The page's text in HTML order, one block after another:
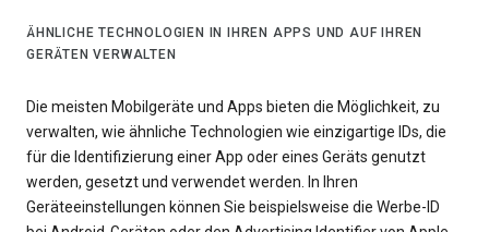
ÄHNLICHE TECHNOLOGIEN IN IHREN APPS UND AUF IHREN
GERÄTEN VERWALTEN
Die meisten Mobilgeräte und Apps bieten die Möglichkeit, zu
verwalten, wie ähnliche Technologien wie einzigartige IDs, die
für die Identifizierung einer App oder eines Geräts genutzt
werden, gesetzt und verwendet werden. In Ihren
Geräteeinstellungen können Sie beispielsweise die Werbe-ID